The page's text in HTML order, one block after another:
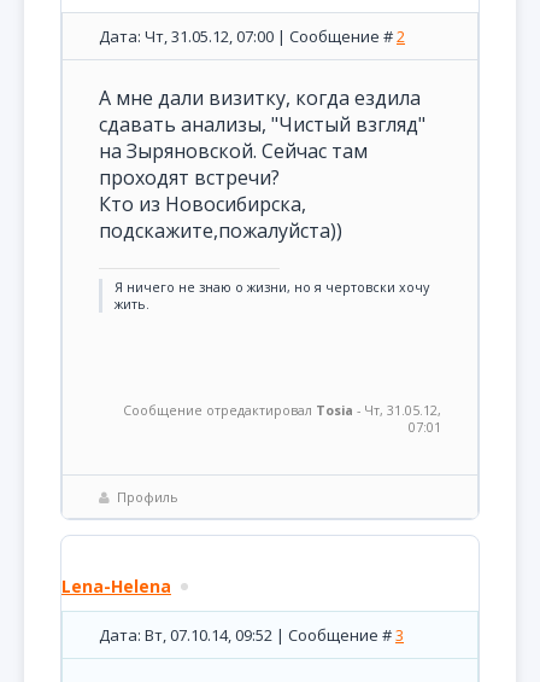
Дата: Чт, 31.05.12, 07:00 | Сообщение #2
А мне дали визитку, когда ездила
сдавать анализы, "Чистый взгляд"
на Зыряновской. Сейчас там
проходят встречи?
Кто из Новосибирска,
подскажите,пожалуйста))
Я ничего не знаю о жизни, но я чертовски хочу
жить.
Сообщение отредактировал Tosia - Чт, 31.05.12,
07:01
Профиль
Lena-Helena
Дата: Вт, 07.10.14, 09:52 | Сообщение #3